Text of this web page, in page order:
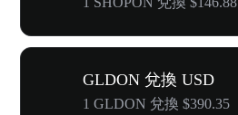
GLDON 兌換 USD
1 GLDON 兌換 $390.35